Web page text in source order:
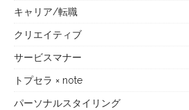
キャリア/転職
クリエイティブ
サービスマナー
トプセラ × note
パーソナルスタイリング